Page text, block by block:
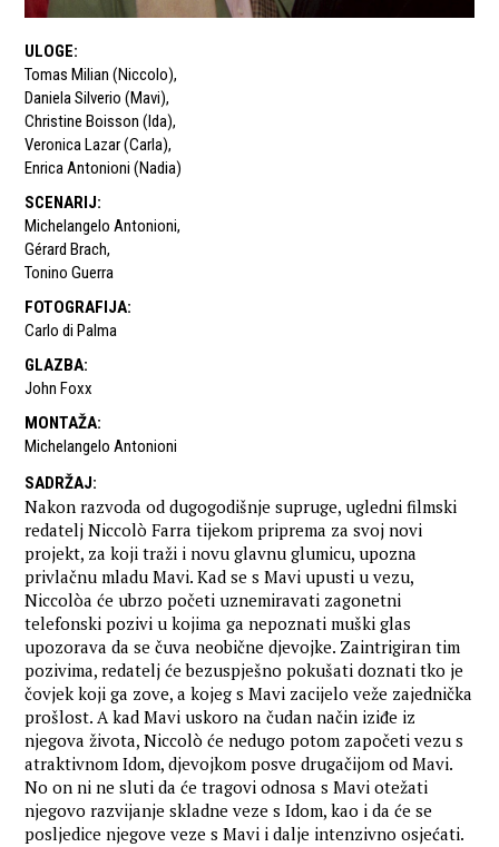
ULOGE:
Tomas Milian (Niccolo),
Daniela Silverio (Mavi),
Christine Boisson (Ida),
Veronica Lazar (Carla),
Enrica Antonioni (Nadia)
SCENARIJ:
Michelangelo Antonioni,
Gérard Brach,
Tonino Guerra
FOTOGRAFIJA:
Carlo di Palma
GLAZBA:
John Foxx
MONTAŽA:
Michelangelo Antonioni
SADRŽAJ:
Nakon razvoda od dugogodišnje supruge, ugledni filmski
redatelj Niccolò Farra tijekom priprema za svoj novi
projekt, za koji traži i novu glavnu glumicu, upozna
privlačnu mladu Mavi. Kad se s Mavi upusti u vezu,
Niccolòa će ubrzo početi uznemiravati zagonetni
telefonski pozivi u kojima ga nepoznati muški glas
upozorava da se čuva neobične djevojke. Zaintrigiran tim
pozivima, redatelj će bezuspješno pokušati doznati tko je
čovjek koji ga zove, a kojeg s Mavi zacijelo veže zajednička
prošlost. A kad Mavi uskoro na čudan način iziđe iz
njegova života, Niccolò će nedugo potom započeti vezu s
atraktivnom Idom, djevojkom posve drugačijom od Mavi.
No on ni ne sluti da će tragovi odnosa s Mavi otežati
njegovo razvijanje skladne veze s Idom, kao i da će se
posljedice njegove veze s Mavi i dalje intenzivno osjećati.